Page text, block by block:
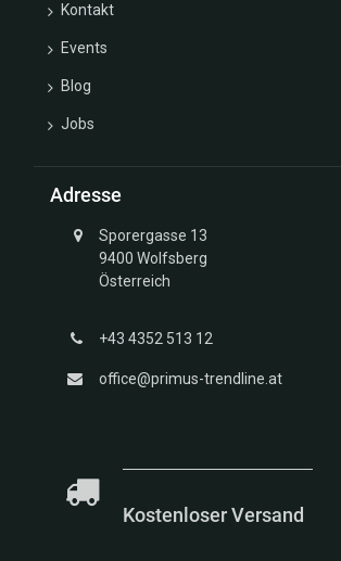
Kostenloser Versand
Kontakt
Events
Blog
Jobs
Adresse
Sporergasse 13
9400 Wolfsberg
Österreich
+43 4352 513 12
office@primus-trendline.at